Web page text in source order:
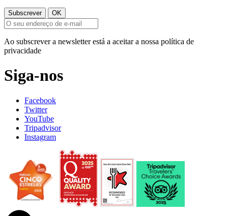
Ao subscrever a newsletter está a aceitar a nossa política de
privacidade
Siga-nos
Facebook
Twitter
YouTube
Tripadvisor
Instagram